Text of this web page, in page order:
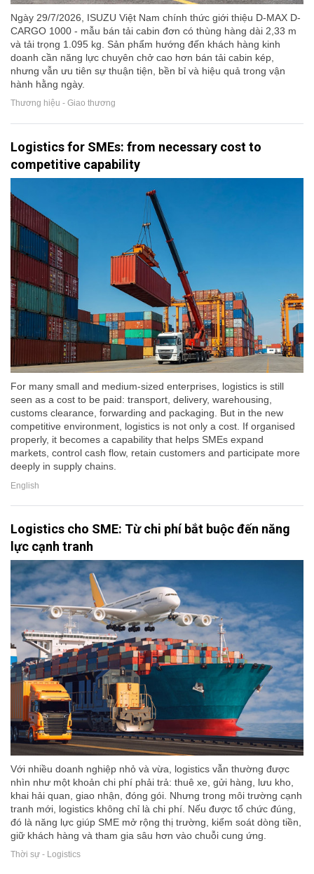
Ngày 29/7/2026, ISUZU Việt Nam chính thức giới thiệu D-MAX D-
CARGO 1000 - mẫu bán tải cabin đơn có thùng hàng dài 2,33 m
và tải trọng 1.095 kg. Sản phẩm hướng đến khách hàng kinh
doanh cần năng lực chuyên chở cao hơn bán tải cabin kép,
nhưng vẫn ưu tiên sự thuận tiện, bền bỉ và hiệu quả trong vận
hành hằng ngày.
Thương hiệu - Giao thương
Logistics for SMEs: from necessary cost to
competitive capability
For many small and medium-sized enterprises, logistics is still
seen as a cost to be paid: transport, delivery, warehousing,
customs clearance, forwarding and packaging. But in the new
competitive environment, logistics is not only a cost. If organised
properly, it becomes a capability that helps SMEs expand
markets, control cash flow, retain customers and participate more
deeply in supply chains.
English
Logistics cho SME: Từ chi phí bắt buộc đến năng
lực cạnh tranh
Với nhiều doanh nghiệp nhỏ và vừa, logistics vẫn thường được
nhìn như một khoản chi phí phải trả: thuê xe, gửi hàng, lưu kho,
khai hải quan, giao nhận, đóng gói. Nhưng trong môi trường cạnh
tranh mới, logistics không chỉ là chi phí. Nếu được tổ chức đúng,
đó là năng lực giúp SME mở rộng thị trường, kiểm soát dòng tiền,
giữ khách hàng và tham gia sâu hơn vào chuỗi cung ứng.
Thời sự - Logistics